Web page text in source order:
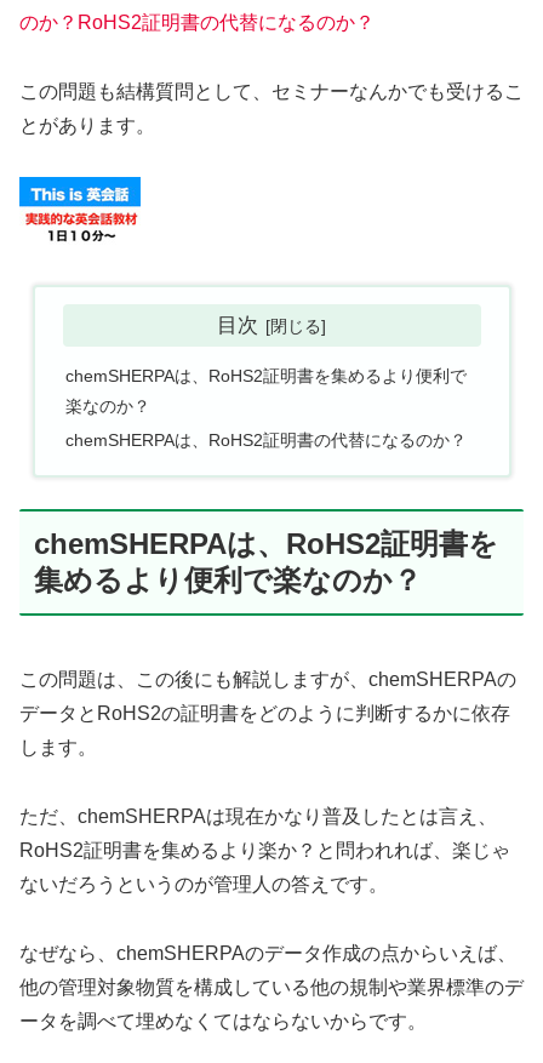
のか？RoHS2証明書の代替になるのか？
この問題も結構質問として、セミナーなんかでも受けるこ
とがあります。
目次
chemSHERPAは、RoHS2証明書を集めるより便利で
楽なのか？
chemSHERPAは、RoHS2証明書の代替になるのか？
chemSHERPAは、RoHS2証明書を
集めるより便利で楽なのか？
この問題は、この後にも解説しますが、chemSHERPAの
データとRoHS2の証明書をどのように判断するかに依存
します。
ただ、chemSHERPAは現在かなり普及したとは言え、
RoHS2証明書を集めるより楽か？と問われれば、楽じゃ
ないだろうというのが管理人の答えです。
なぜなら、chemSHERPAのデータ作成の点からいえば、
他の管理対象物質を構成している他の規制や業界標準のデ
ータを調べて埋めなくてはならないからです。